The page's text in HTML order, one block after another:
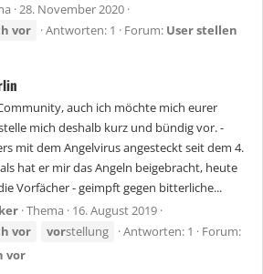
28. November 2020
vor Antworten: 1 Forum: User stellen
auch ich möchte mich eurer
mich deshalb kurz und bündig vor. -
mit dem Angelvirus angesteckt seit dem 4.
hat er mir das Angeln beigebracht, heute
Vorfächer - geimpft gegen bitterliche...
Thema
16. August 2019
vor vorstellung Antworten: 1
Forum:
vor